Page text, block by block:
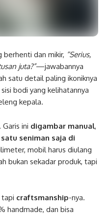
berhenti dan mikir, “Serius,
juta?”—jawabannya
satu detail paling ikoniknya
bodi yang kelihatannya
kepala.
ini digambar manual,
satu seniman saja di
mobil harus diulang
bukan sekadar produk, tapi
tapi craftsmanship-nya.
handmade, dan bisa